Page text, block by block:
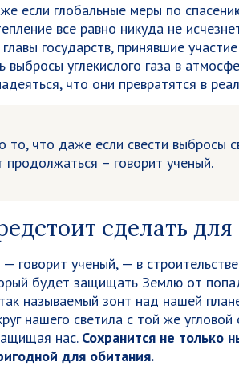
если глобальные меры по
все равно никуда не
государств, принявшие
углекислого газа в
что они превратятся в
то, что даже если свести выбросы
продолжаться – говорит ученый.
сделать
говорит ученый, — в
будет защищать Землю от
называемый зонт над нашей
нашего светила с той же
нас. Сохранится не только
для обитания.